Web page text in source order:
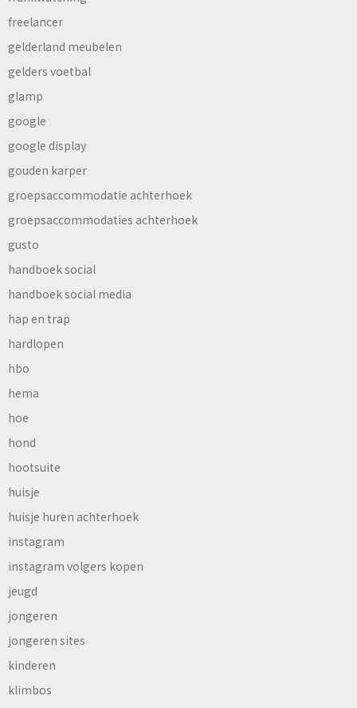
freelancer
gelderland meubelen
gelders voetbal
glamp
google
google display
gouden karper
groepsaccommodatie achterhoek
groepsaccommodaties achterhoek
gusto
handboek social
handboek social media
hap en trap
hardlopen
hbo
hema
hoe
hond
hootsuite
huisje
huisje huren achterhoek
instagram
instagram volgers kopen
jeugd
jongeren
jongeren sites
kinderen
klimbos